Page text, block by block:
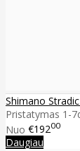
Shimano
Pristatymas 1-
Nuo €19200
Daugiau